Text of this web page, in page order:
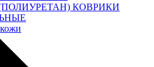
КОВРИКИ